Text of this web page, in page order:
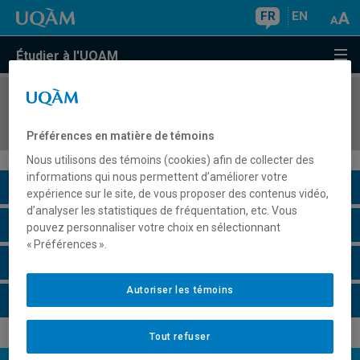
FR EN
Étudier à l'UQAM
COURS//
Description du cours
Horaire - Été 2026
Préférences en matière de témoins
Nous utilisons des témoins (cookies) afin de collecter des
informations qui nous permettent d’améliorer votre
expérience sur le site, de vous proposer des contenus vidéo,
d’analyser les statistiques de fréquentation, etc. Vous
pouvez personnaliser votre choix en sélectionnant
« Préférences ».
Tout refuser
Autoriser les témoins